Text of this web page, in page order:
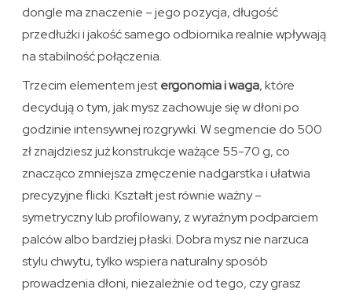
dongle ma znaczenie – jego pozycja, długość
przedłużki i jakość samego odbiornika realnie wpływają
na stabilność połączenia.
Trzecim elementem jestergonomia i waga, które
decydują o tym, jak mysz zachowuje się w dłoni po
godzinie intensywnej rozgrywki. W segmencie do 500
zł znajdziesz już konstrukcje ważące 55-70 g, co
znacząco zmniejsza zmęczenie nadgarstka i ułatwia
precyzyjne flicki. Kształt jest równie ważny –
symetryczny lub profilowany, z wyraźnym podparciem
palców albo bardziej płaski. Dobra mysz nie narzuca
stylu chwytu, tylko wspiera naturalny sposób
prowadzenia dłoni, niezależnie od tego, czy grasz